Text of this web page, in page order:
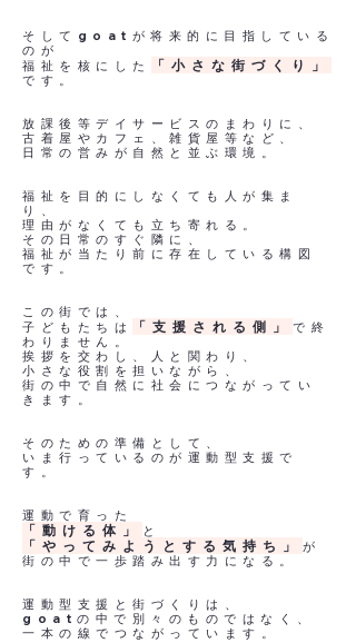
そしてgoatが将来的に目指している
のが
福祉を核にした
「小さな街づくり」
です。
放課後等デイサービスのまわりに、
古着屋やカフェ、雑貨屋等など、
日常の営みが自然と並ぶ環境。
福祉を目的にしなくても人が集ま
り、
理由がなくても立ち寄れる。
その日常のすぐ隣に、
福祉が当たり前に存在している構図
です。
この街では、
子どもたちは
「支援される側」 で終
わりません。
挨拶を交わし、人と関わり、
小さな役割を担いながら、
街の中で自然に社会につながってい
きます。
そのための準備として、
いま行っているのが運動型支援で
す。
運動で育った
「動ける体」 と
「やってみようとする気持ち」 が
街の中で一歩踏み出す力になる。
運動型支援と街づくりは、
goatの中で別々のものではなく、
​一本の線でつながっています。